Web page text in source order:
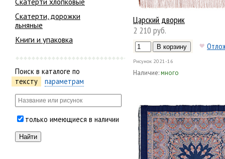
Скатерти, дорожки
льняные
Книги и упаковка
Поиск в каталоге по
тексту
параметрам
только имеющиеся в наличии
Царский дворик
2 210 руб.
Рисунок 2021-16
Наличие:много